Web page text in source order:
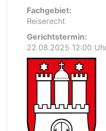
Fachgebiet:
Reiserecht
Gerichtstermin:
22.08.2025 12:00